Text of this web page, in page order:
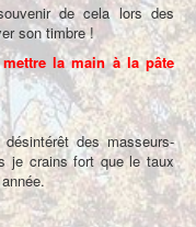
de cela lors des
son timbre !
la main à la pâte
des masseurs-
je crains fort que le taux